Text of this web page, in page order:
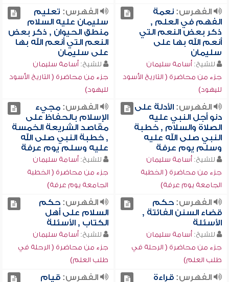
الفهرس:نعمة
الفهم في العلم ,
ذكر بعض النعم التي
أنعم الله بها على
سليمان
للشيخ: أسامة سليمان
جزء من محاضرة ( التاريخ الأسود
لليهود)
الفهرس: تعليم
سليمان عليه السلام
منطق الحيوان , ذكر بعض
النعم التي أنعم الله بها
على سليمان
للشيخ: أسامة سليمان
جزء من محاضرة ( التاريخ الأسود
لليهود)
الفهرس:الأدلة على
دنو أجل النبي عليه
الصلاة والسلام , خطبة
النبي صلى الله عليه
وسلم يوم عرفة
للشيخ: أسامة سليمان
جزء من محاضرة ( الخطبة
الجامعة يوم عرفة)
الفهرس:مجيء
الإسلام بالحفاظ على
مقاصد الشريعة الخمسة
, خطبة النبي صلى الله
عليه وسلم يوم عرفة
للشيخ: أسامة سليمان
جزء من محاضرة ( الخطبة
الجامعة يوم عرفة)
الفهرس:حكم
قضاء السنن الفائتة ,
الأسئلة
للشيخ: أسامة سليمان
جزء من محاضرة ( الرحلة في
طلب العلم)
الفهرس:حكم
السلام على أهل
الكتاب , الأسئلة
للشيخ: أسامة سليمان
جزء من محاضرة ( الرحلة في
طلب العلم)
الفهرس:قراءة الفهرس:قيام